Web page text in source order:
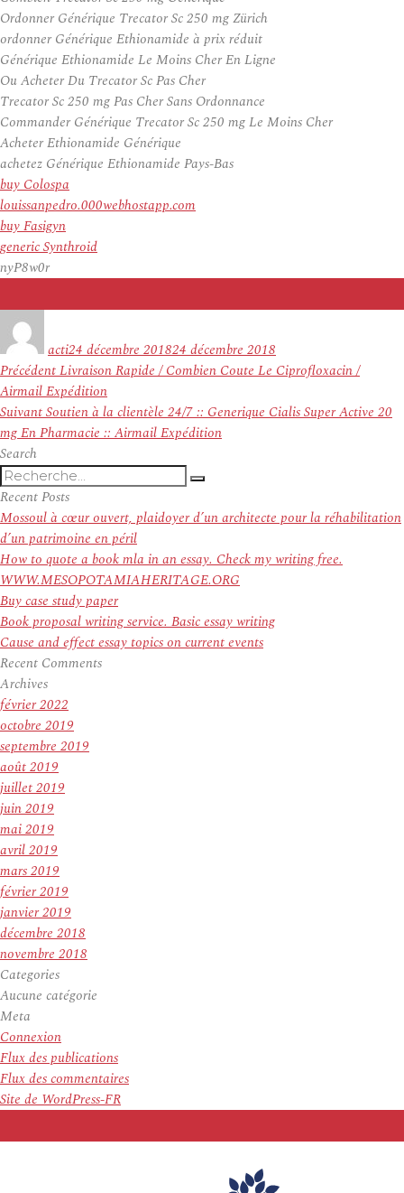
Ordonner Générique Trecator Sc 250 mg Zürich
ordonner Générique Ethionamide à prix réduit
Générique Ethionamide Le Moins Cher En Ligne
Ou Acheter Du Trecator Sc Pas Cher
Trecator Sc 250 mg Pas Cher Sans Ordonnance
Commander Générique Trecator Sc 250 mg Le Moins Cher
Acheter Ethionamide Générique
achetez Générique Ethionamide Pays-Bas
buy Colospa
louissanpedro.000webhostapp.com
buy Fasigyn
generic Synthroid
nyP8w0r
actile
24 décembre 201824 décembre 2018
Navigation
de
l’article
PrécédentArticle
précédent :
Livraison Rapide / Combien Coute Le Ciprofloxacin /
Airmail Expédition
SuivantArticle
suivant :
Soutien à la clientèle 24/7 :: Generique Cialis Super Active 20
mg En Pharmacie :: Airmail Expédition
Search
Recherche
pour
:
Recherche
Recent Posts
Mossoul à cœur ouvert, plaidoyer d’un architecte pour la réhabilitation
d’un patrimoine en péril
How to quote a book mla in an essay. Check my writing free.
WWW.MESOPOTAMIAHERITAGE.ORG
Buy case study paper
Book proposal writing service. Basic essay writing
Cause and effect essay topics on current events
Recent Comments
Archives
février 2022
octobre 2019
septembre 2019
août 2019
juillet 2019
juin 2019
mai 2019
avril 2019
mars 2019
février 2019
janvier 2019
décembre 2018
novembre 2018
Categories
Aucune catégorie
Meta
Connexion
Flux des publications
Flux des commentaires
Site de WordPress-FR